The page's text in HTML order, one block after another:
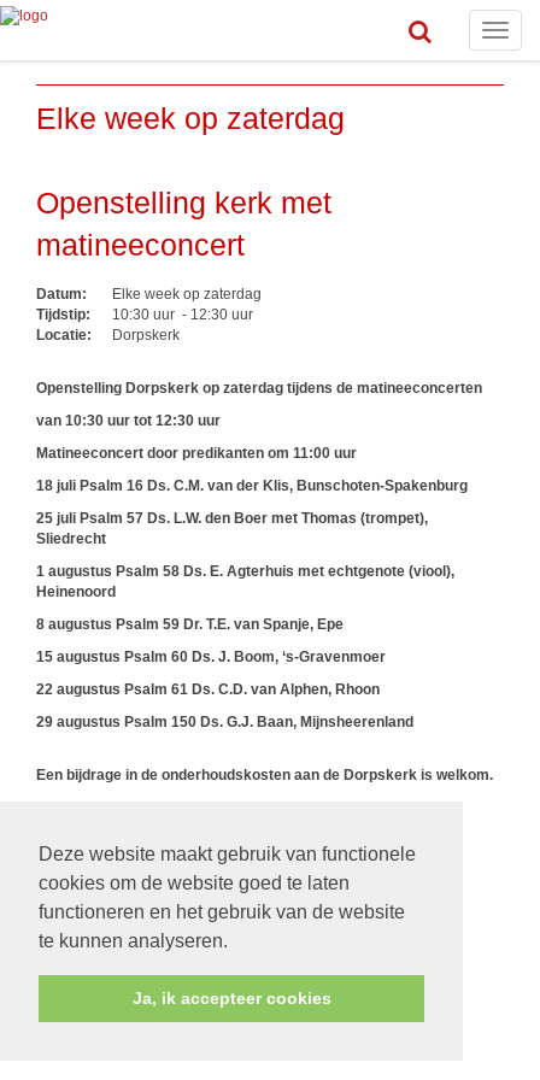
Deze website maakt gebruik van functionele
cookies om de website goed te laten
functioneren en het gebruik van de website
te kunnen analyseren.
Ja, ik accepteer cookies
Toggle
Elke week op zaterdag
Openstelling kerk met
matineeconcert
Datum:
Elke week op zaterdag
Tijdstip:
10:30 uur - 12:30 uur
Locatie:
Dorpskerk
Openstelling Dorpskerk op zaterdag tijdens de matineeconcerten
van 10:30 uur tot 12:30 uur
Matineeconcert door predikanten om 11:00 uur
18 juli Psalm 16 Ds. C.M. van der Klis, Bunschoten-Spakenburg
25 juli Psalm 57 Ds. L.W. den Boer met Thomas (trompet),
Sliedrecht
1 augustus Psalm 58 Ds. E. Agterhuis met echtgenote (viool),
Heinenoord
8 augustus Psalm 59 Dr. T.E. van Spanje, Epe
15 augustus Psalm 60 Ds. J. Boom, ‘s-Gravenmoer
22 augustus Psalm 61 Ds. C.D. van Alphen, Rhoon
29 augustus Psalm 150 Ds. G.J. Baan, Mijnsheerenland
Een bijdrage in de onderhoudskosten aan de Dorpskerk is welkom.